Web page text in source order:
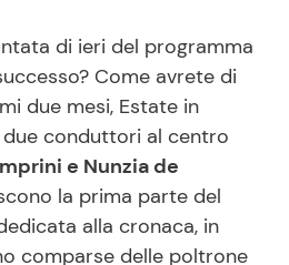
di ieri del programma
Come avrete di
due mesi, Estate in
conduttori al centro
e Nunzia de
la prima parte del
alla cronaca, in
comparse delle poltrone